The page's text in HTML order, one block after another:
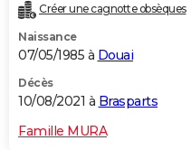
Créer une cagnotte obsèques
Naissance
07/05/1985 à Douai
Décès
10/08/2021 à Brasparts
Famille MURA